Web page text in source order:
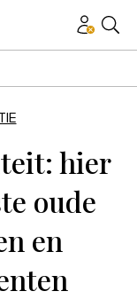
hier
oude
en